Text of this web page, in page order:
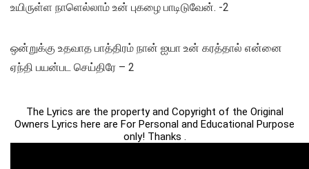
உயிருள்ள நாளெல்லாம் உன் புகழை பாடிடுவேன். -2
ஒன்றுக்கு உதவாத பாத்திரம் நான் ஐயா உன் கரத்தால் என்னை
ஏந்தி பயன்பட செய்திரே – 2
The Lyrics are the property and Copyright of the Original
Owners Lyrics here are For Personal and Educational Purpose
only! Thanks .